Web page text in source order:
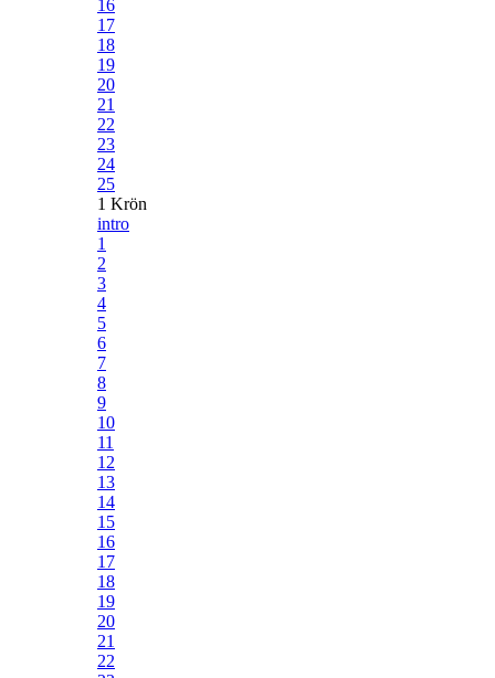
16
17
18
19
20
21
22
23
24
25
1 Krön
intro
1
2
3
4
5
6
7
8
9
10
11
12
13
14
15
16
17
18
19
20
21
22